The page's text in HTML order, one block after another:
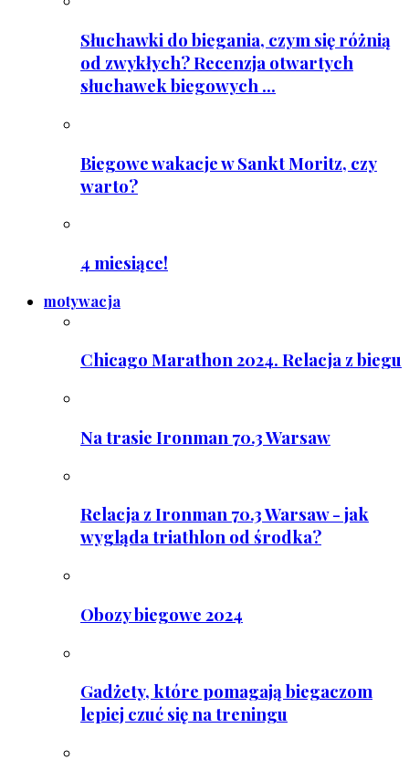
Słuchawki do biegania, czym się różnią
od zwykłych? Recenzja otwartych
słuchawek biegowych ...
Biegowe wakacje w Sankt Moritz, czy
warto?
4 miesiące!
motywacja
Chicago Marathon 2024. Relacja z biegu
Na trasie Ironman 70.3 Warsaw
Relacja z Ironman 70.3 Warsaw - jak
wygląda triathlon od środka?
Obozy biegowe 2024
Gadżety, które pomagają biegaczom
lepiej czuć się na treningu